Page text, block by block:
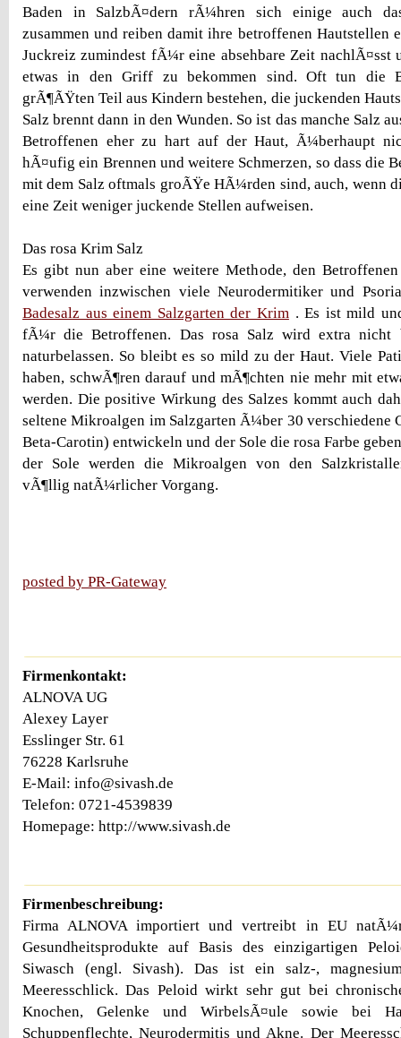
Baden in SalzbÃ¤dern rÃ¼hren sich einige auch
zusammen und reiben damit ihre betroffenen Hautstellen
Juckreiz zumindest fÃ¼r eine absehbare Zeit nachlÃ¤sst
etwas in den Griff zu bekommen sind. Oft tun die
grÃ¶ÃŸten Teil aus Kindern bestehen, die juckenden
Salz brennt dann in den Wunden. So ist das manche Salz
Betroffenen eher zu hart auf der Haut, Ã¼berhaupt
hÃ¤ufig ein Brennen und weitere Schmerzen, so dass die
mit dem Salz oftmals groÃŸe HÃ¼rden sind, auch, wenn
eine Zeit weniger juckende Stellen aufweisen.
Das rosa Krim Salz
Es gibt nun aber eine weitere Methode, den
verwenden inzwischen viele Neurodermitiker und
Badesalz aus einem Salzgarten der Krim. Es ist mild
fÃ¼r die Betroffenen. Das rosa Salz wird extra nicht
naturbelassen. So bleibt es so mild zu der Haut. Viele
haben, schwÃ¶ren darauf und mÃ¶chten nie mehr mit
werden. Die positive Wirkung des Salzes kommt auch
seltene Mikroalgen im Salzgarten Ã¼ber 30 verschiedene
Beta-Carotin) entwickeln und der Sole die rosa Farbe
der Sole werden die Mikroalgen von den
vÃ¶llig natÃ¼rlicher Vorgang.
posted by PR-Gateway
Firmenkontakt:
ALNOVA UG
Alexey Layer
Esslinger Str. 61
76228 Karlsruhe
E-Mail: info@sivash.de
Telefon: 0721-4539839
Homepage: http://www.sivash.de
Firmenbeschreibung:
Firma ALNOVA importiert und vertreibt in EU
Gesundheitsprodukte auf Basis des einzigartigen
Siwasch (engl. Sivash). Das ist ein salz-,
Meeresschlick. Das Peloid wirkt sehr gut bei
Knochen, Gelenke und WirbelsÃ¤ule sowie bei
Schuppenflechte, Neurodermitis und Akne. Der